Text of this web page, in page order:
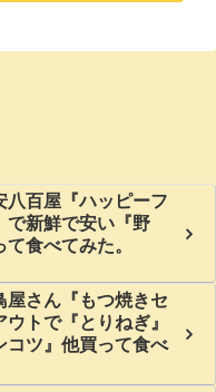
八百屋『ハッピーフ
で新鮮で安い『野
食べてみた。
屋さん『もつ焼きセ
トで『とりねぎ』
コツ』他買って食べ